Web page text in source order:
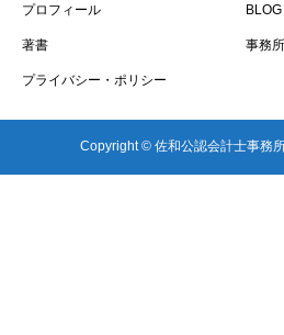
プロフィール BLOG
著書 事務
プライバシー・ポリシー
Copyright © 佐和公認会計士事務